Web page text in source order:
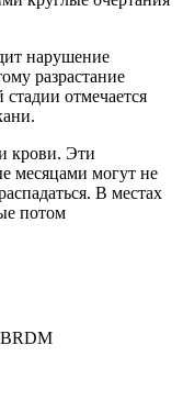
нарушение
разрастание
отмечается
крови. Эти
месяцами могут не
В местах
потом